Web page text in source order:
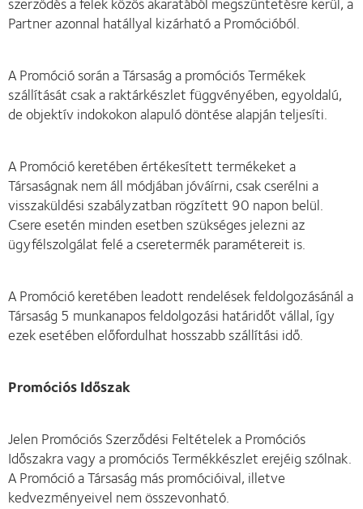
Partner azonnal hatállyal kizárható a Promócióból.
A Promóció során a Társaság a promóciós Termékek
szállítását csak a raktárkészlet függvényében, egyoldalú,
de objektív indokokon alapuló döntése alapján teljesíti.
A Promóció keretében értékesített termékeket a
Társaságnak nem áll módjában jóváírni, csak cserélni a
visszaküldési szabályzatban rögzített 90 napon belül.
Csere esetén minden esetben szükséges jelezni az
ügyfélszolgálat felé a cseretermék paramétereit is.
A Promóció keretében leadott rendelések feldolgozásánál a
Társaság 5 munkanapos feldolgozási határidőt vállal, így
ezek esetében előfordulhat hosszabb szállítási idő.
Promóciós Időszak
Jelen Promóciós Szerződési Feltételek a Promóciós
Időszakra vagy a promóciós Termékkészlet erejéig szólnak.
A Promóció a Társaság más promócióival, illetve
kedvezményeivel nem összevonható.